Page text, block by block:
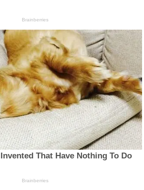
Brainberries
That Have Nothing To Do
Brainberries